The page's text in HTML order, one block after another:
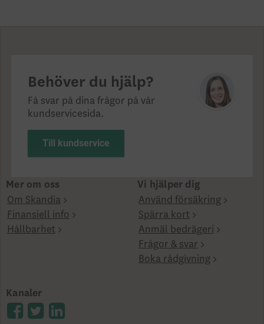
Behöver du hjälp?
Få svar på dina frågor på vår
kundservicesida.
Till kundservice
Mer om oss
Om Skandia
Finansiell info
Hållbarhet
Vi hjälper dig
Använd försäkring
Spärra kort
Anmäl bedrägeri
Frågor & svar
Boka rådgivning
Kanaler